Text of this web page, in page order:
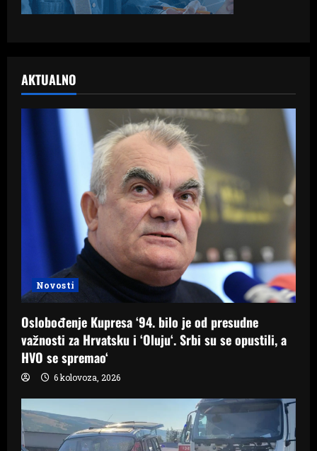
AKTUALNO
Novosti
Oslobođenje Kupresa ‘94. bilo je od presudne
važnosti za Hrvatsku i ‘Oluju‘. Srbi su se opustili, a
HVO se spremao‘
6 kolovoza, 2026